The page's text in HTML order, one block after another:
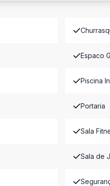
Espaco
Piscina
Portaria
Sala
Sala de